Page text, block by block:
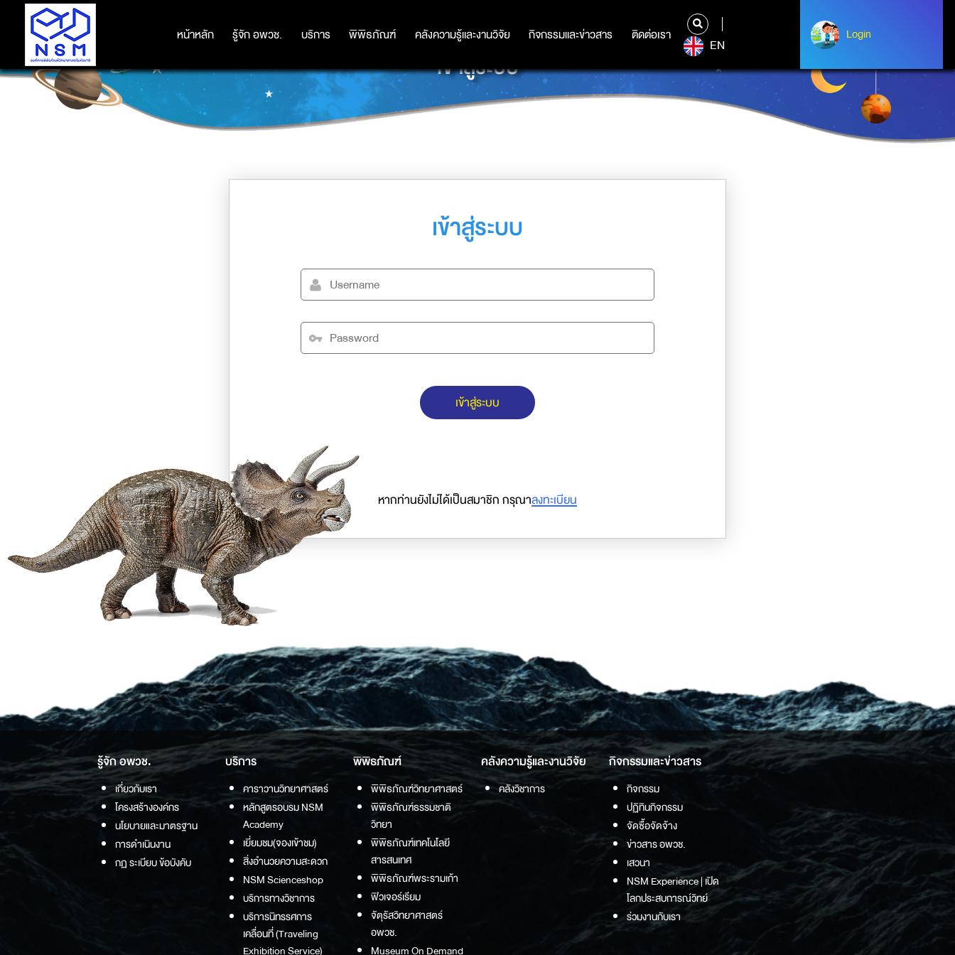
หน้าหลัก รู้จัก อพวช. บริการ พิพิธภัณฑ์ คลังความรู้และงานวิจัย กิจกรรมและข่าวสาร ติดต่อเรา
หน้าหลัก รู้จัก อพวช. บริการ พิพิธภัณฑ์ คลังความรู้และงานวิจัย กิจกรรมและข่าวสาร ติดต่อเรา
EN
Login
Albert Einstein
เข้าสู่ระบบ
เข้าสู่ระบบ
เข้าสู่ระบบ
หากท่านยังไม่ได้เป็นสมาชิก กรุณาลงทะเบียน
รู้จัก อพวช.
เกี่ยวกับเรา
โครงสร้างองค์กร
นโยบายและมาตรฐาน
การดำเนินงาน
กฏ ระเบียบ ข้อบังคับ
บริการ
คาราวานวิทยาศาสตร์
หลักสูตรอบรม NSM
Academy
เยี่ยมชม(จองเข้าชม)
สิ่งอำนวยความสะดวก
NSM Scienceshop
บริการทางวิชาการ
บริการนิทรรศการ
เคลื่อนที่ (Traveling
Exhibition Service)
พิพิธภัณฑ์
พิพิธภัณฑ์วิทยาศาสตร์
พิพิธภัณฑ์ธรรมชาติ
วิทยา
พิพิธภัณฑ์เทคโนโลยี
สารสนเทศ
พิพิธภัณฑ์พระรามเก้า
ฟิวเจอร์เรียม
จัตุรัสวิทยาศาสตร์
อพวช.
Museum On Demand
คลังความรู้และงานวิจัย
คลังวิชาการ
กิจกรรมและข่าวสาร
กิจกรรม
ปฏิทินกิจกรรม
จัดซื้อจัดจ้าง
ข่าวสาร อพวช.
เสวนา
NSM Experience | เปิด
โลกประสบการณ์วิทย์
ร่วมงานกับเรา